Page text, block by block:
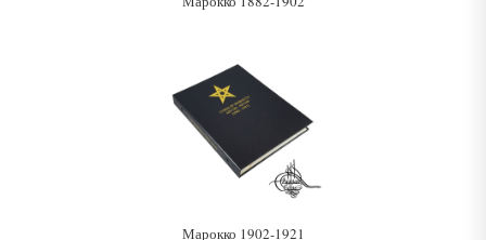
Марокко 1902-1921